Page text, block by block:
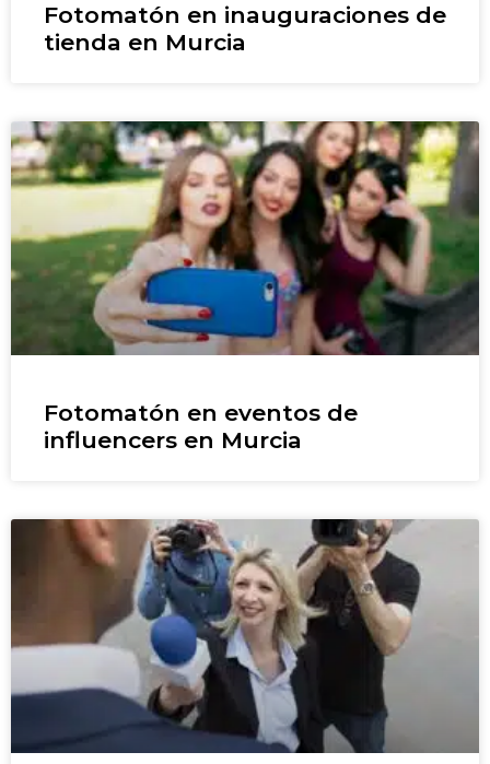
Fotomatón en inauguraciones de
tienda en Murcia
Fotomatón en eventos de
influencers en Murcia